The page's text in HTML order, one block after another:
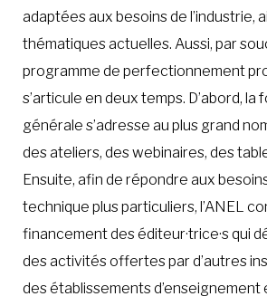
adaptées aux besoins de l’industrie,
thématiques actuelles. Aussi, par
programme de perfectionnement
s’articule en deux temps. D’abord, la
générale s’adresse au plus grand
des ateliers, des webinaires, des
Ensuite, afin de répondre aux
technique plus particuliers, l’ANEL
financement des éditeur·trice·s qui
des activités offertes par d’autres
des établissements d’enseignement